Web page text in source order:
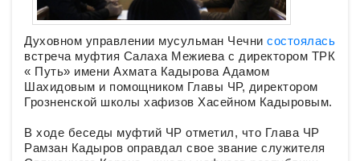
Духовном управлении мусульман Чечни состоялась
встреча муфтия Салаха Межиева с директором ТРК
« Путь» имени Ахмата Кадырова Адамом
Шахидовым и помощником Главы ЧР, директором
Грозненской школы хафизов Хасейном Кадыровым.
В ходе беседы муфтий ЧР отметил, что Глава ЧР
Рамзан Кадыров оправдал свое звание служителя